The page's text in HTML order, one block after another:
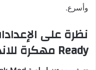
وأسرع.
Ready مهكرة للاندرويد من ميديا فاير